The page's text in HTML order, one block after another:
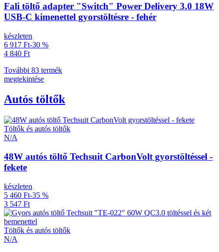
Fali töltő adapter "Switch" Power Delivery 3.0 18W
USB-C kimenettel gyorstöltésre - fehér
készleten
6 917 Ft-30 %
4 840 Ft
További 83 termék
megtekintése
Autós töltők
Töltők és autós töltők
N/A
48W autós töltő Techsuit CarbonVolt gyorstöltéssel -
fekete
készleten
5 460 Ft-35 %
3 547 Ft
Töltők és autós töltők
N/A